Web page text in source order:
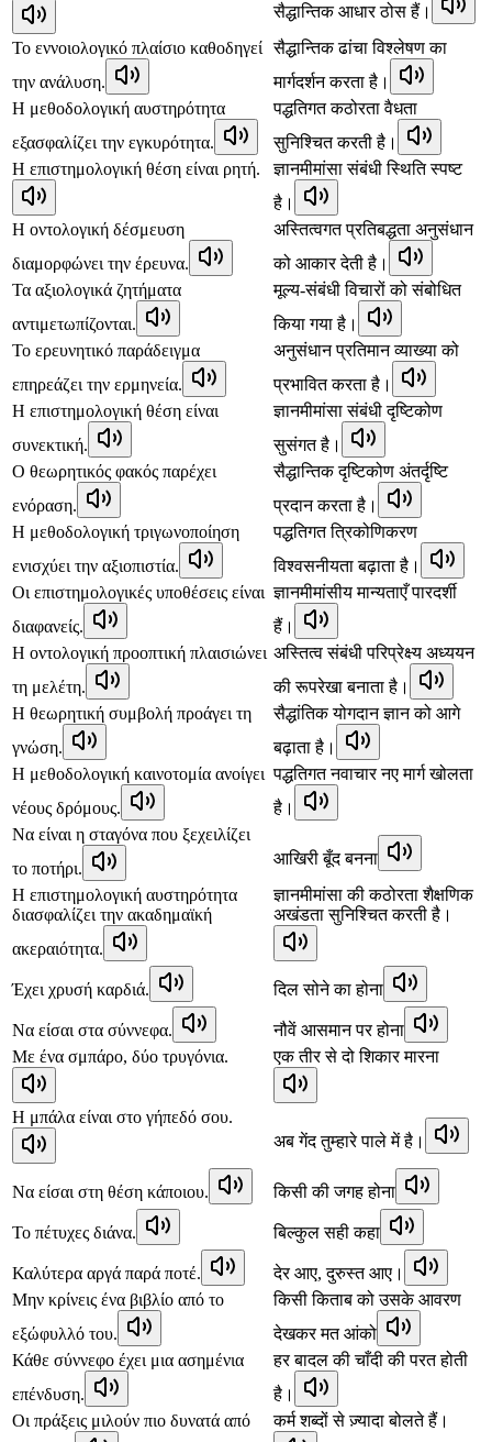
सैद्धान्तिक आधार ठोस हैं।
Το εννοιολογικό πλαίσιο καθοδηγεί
την ανάλυση.
सैद्धान्तिक ढांचा विश्लेषण का
मार्गदर्शन करता है।
Η μεθοδολογική αυστηρότητα
εξασφαλίζει την εγκυρότητα.
पद्धतिगत कठोरता वैधता
सुनिश्चित करती है।
Η επιστημολογική θέση είναι ρητή.
ज्ञानमीमांसा संबंधी स्थिति स्पष्ट
है।
Η οντολογική δέσμευση
διαμορφώνει την έρευνα.
अस्तित्वगत प्रतिबद्धता अनुसंधान
को आकार देती है।
Τα αξιολογικά ζητήματα
αντιμετωπίζονται.
मूल्य-संबंधी विचारों को संबोधित
किया गया है।
Το ερευνητικό παράδειγμα
επηρεάζει την ερμηνεία.
अनुसंधान प्रतिमान व्याख्या को
प्रभावित करता है।
Η επιστημολογική θέση είναι
συνεκτική.
ज्ञानमीमांसा संबंधी दृष्टिकोण
सुसंगत है।
Ο θεωρητικός φακός παρέχει
ενόραση.
सैद्धान्तिक दृष्टिकोण अंतर्दृष्टि
प्रदान करता है।
Η μεθοδολογική τριγωνοποίηση
ενισχύει την αξιοπιστία.
पद्धतिगत त्रिकोणिकरण
विश्वसनीयता बढ़ाता है।
Οι επιστημολογικές υποθέσεις είναι
διαφανείς.
ज्ञानमीमांसीय मान्यताएँ पारदर्शी
हैं।
Η οντολογική προοπτική πλαισιώνει
τη μελέτη.
अस्तित्व संबंधी परिप्रेक्ष्य अध्ययन
की रूपरेखा बनाता है।
Η θεωρητική συμβολή προάγει τη
γνώση.
सैद्धांतिक योगदान ज्ञान को आगे
बढ़ाता है।
Η μεθοδολογική καινοτομία ανοίγει
νέους δρόμους.
पद्धतिगत नवाचार नए मार्ग खोलता
है।
Να είναι η σταγόνα που ξεχειλίζει
το ποτήρι.
आखिरी बूँद बनना
Η επιστημολογική αυστηρότητα
διασφαλίζει την ακαδημαϊκή
ακεραιότητα.
ज्ञानमीमांसा की कठोरता शैक्षणिक
अखंडता सुनिश्चित करती है।
Έχει χρυσή καρδιά. दिल सोने का होना
Να είσαι στα σύννεφα.
नौवें आसमान पर होना
Με ένα σμπάρο, δύο τρυγόνια.
एक तीर से दो शिकार मारना
Η μπάλα είναι στο γήπεδό σου.
अब गेंद तुम्हारे पाले में है।
Να είσαι στη θέση κάποιου. किसी की जगह होना
Το πέτυχες διάνα. बिल्कुल सही कहा
Καλύτερα αργά παρά ποτέ.
देर आए, दुरुस्त आए।
Μην κρίνεις ένα βιβλίο από το
εξώφυλλό του.
किसी किताब को उसके आवरण
देखकर मत आंको
Κάθε σύννεφο έχει μια ασημένια
επένδυση.
हर बादल की चाँदी की परत होती
है।
Οι πράξεις μιλούν πιο δυνατά από
कर्म शब्दों से ज़्यादा बोलते हैं।